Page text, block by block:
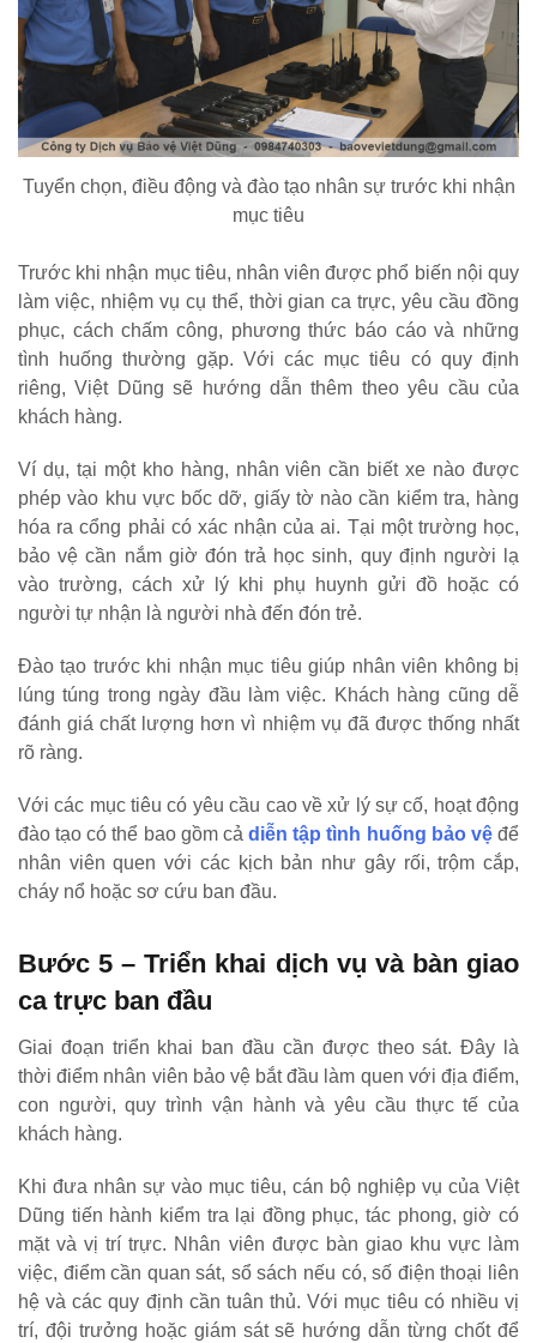
Tuyển chọn, điều động và đào tạo nhân sự trước khi nhận
mục tiêu
Trước khi nhận mục tiêu, nhân viên được phổ biến nội quy
làm việc, nhiệm vụ cụ thể, thời gian ca trực, yêu cầu đồng
phục, cách chấm công, phương thức báo cáo và những
tình huống thường gặp. Với các mục tiêu có quy định
riêng, Việt Dũng sẽ hướng dẫn thêm theo yêu cầu của
khách hàng.
Ví dụ, tại một kho hàng, nhân viên cần biết xe nào được
phép vào khu vực bốc dỡ, giấy tờ nào cần kiểm tra, hàng
hóa ra cổng phải có xác nhận của ai. Tại một trường học,
bảo vệ cần nắm giờ đón trả học sinh, quy định người lạ
vào trường, cách xử lý khi phụ huynh gửi đồ hoặc có
người tự nhận là người nhà đến đón trẻ.
Đào tạo trước khi nhận mục tiêu giúp nhân viên không bị
lúng túng trong ngày đầu làm việc. Khách hàng cũng dễ
đánh giá chất lượng hơn vì nhiệm vụ đã được thống nhất
rõ ràng.
Với các mục tiêu có yêu cầu cao về xử lý sự cố, hoạt động
đào tạo có thể bao gồm cảdiễn tập tình huống bảo vệđể
nhân viên quen với các kịch bản như gây rối, trộm cắp,
cháy nổ hoặc sơ cứu ban đầu.
Bước 5 – Triển khai dịch vụ và bàn giao
ca trực ban đầu
Giai đoạn triển khai ban đầu cần được theo sát. Đây là
thời điểm nhân viên bảo vệ bắt đầu làm quen với địa điểm,
con người, quy trình vận hành và yêu cầu thực tế của
khách hàng.
Khi đưa nhân sự vào mục tiêu, cán bộ nghiệp vụ của Việt
Dũng tiến hành kiểm tra lại đồng phục, tác phong, giờ có
mặt và vị trí trực. Nhân viên được bàn giao khu vực làm
việc, điểm cần quan sát, sổ sách nếu có, số điện thoại liên
hệ và các quy định cần tuân thủ. Với mục tiêu có nhiều vị
trí, đội trưởng hoặc giám sát sẽ hướng dẫn từng chốt để